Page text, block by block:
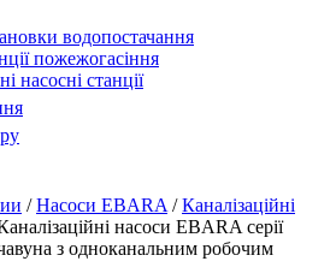
водопостачання
пожежогасіння
насосні станції
/Насоси EBARA/Каналізаційні
насоси EBARA серії
з одноканальним робочим